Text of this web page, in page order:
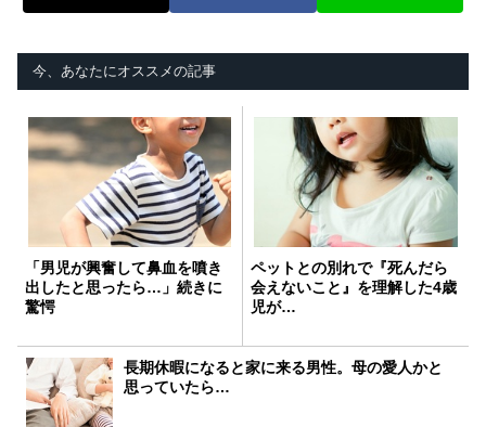
今、あなたにオススメの記事
「男児が興奮して鼻血を噴き
出したと思ったら…」続きに
驚愕
ペットとの別れで『死んだら
会えないこと』を理解した4歳
児が…
長期休暇になると家に来る男性。母の愛人かと
思っていたら…